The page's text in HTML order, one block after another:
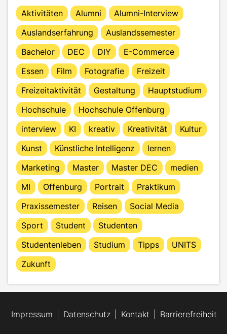
Aktivitäten Alumni
Alumni-Interview
Auslandserfahrung
Auslandssemester
Bachelor
DEC DIY
E-Commerce
Essen
Film Fotografie
Freizeit
Freizeitaktivität
Gestaltung
Hauptstudium
Hochschule
Hochschule Offenburg
interview
KI kreativ Kreativität
Kultur
Kunst
Künstliche Intelligenz
lernen
Marketing
Master Master DEC
medien
MI
Offenburg Portrait
Praktikum
Praxissemester
Reisen
Social Media
Sport
Student
Studenten
Studentenleben
Studium Tipps
UNITS
Zukunft
Impressum Datenschutz Kontakt Barrierefreiheit